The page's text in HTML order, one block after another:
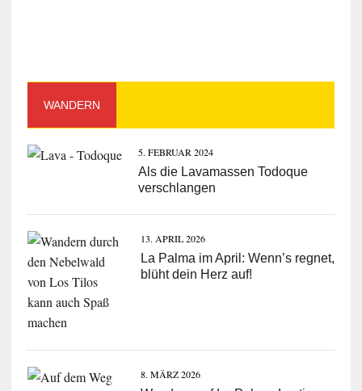
WANDERN
5. FEBRUAR 2024
Als die Lavamassen Todoque
verschlangen
13. APRIL 2026
La Palma im April: Wenn’s regnet,
blüht dein Herz auf!
8. MÄRZ 2026